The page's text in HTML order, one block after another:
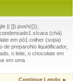
|| []).push({});
xícara (chá)
em pó1 colher (sopa)
de preparoNo liquidificador,
o leite, o chocolate em
em uma
Continue Lendo ►